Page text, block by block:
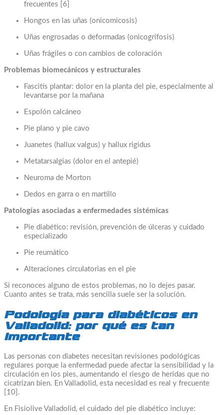
frecuentes [6]
Hongos en las uñas (onicomicosis)
Uñas engrosadas o deformadas (onicogrifosis)
Uñas frágiles o con cambios de coloración
Problemas biomecánicos y estructurales
Fascitis plantar: dolor en la planta del pie, especialmente al
levantarse por la mañana
Espolón calcáneo
Pie plano y pie cavo
Juanetes (hallux valgus) y hallux rigidus
Metatarsalgias (dolor en el antepié)
Neuroma de Morton
Dedos en garra o en martillo
Patologías asociadas a enfermedades sistémicas
Pie diabético: revisión, prevención de úlceras y cuidado
especializado
Pie reumático
Alteraciones circulatorias en el pie
Si reconoces alguno de estos problemas, no lo dejes pasar.
Cuanto antes se trata, más sencilla suele ser la solución.
Podología para diabéticos en
Valladolid: por qué es tan
importante
Las personas con diabetes necesitan revisiones podológicas
regulares porque la enfermedad puede afectar la sensibilidad y la
circulación en los pies, aumentando el riesgo de heridas que no
cicatrizan bien. En Valladolid, esta necesidad es real y frecuente
[10].
En Fisiolive Valladolid, el cuidado del pie diabético incluye: